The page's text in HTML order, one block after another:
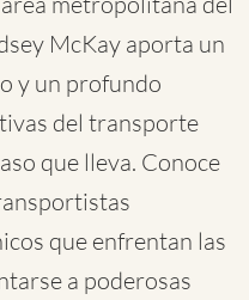
McKay aporta un
y un profundo
del transporte
que lleva. Conoce
que enfrentan las
a poderosas